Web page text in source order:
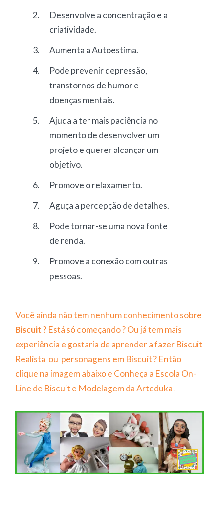
Desenvolve a concentração e a
criatividade.
Aumenta a Autoestima.
Pode prevenir depressão,
transtornos de humor e
doenças mentais.
Ajuda a ter mais paciência no
momento de desenvolver um
projeto e querer alcançar um
objetivo.
Promove o relaxamento.
Aguça a percepção de detalhes.
Pode tornar-se uma nova fonte
de renda.
Promove a conexão com outras
pessoas.
Você ainda não tem nenhum conhecimento sobre
Biscuit? Está só começando ? Ou já tem mais
experiência e gostaria de aprender a fazer Biscuit
Realista ou personagens em Biscuit ? Então
clique na imagem abaixo e Conheça a Escola On-
Line de Biscuit e Modelagem da Arteduka .